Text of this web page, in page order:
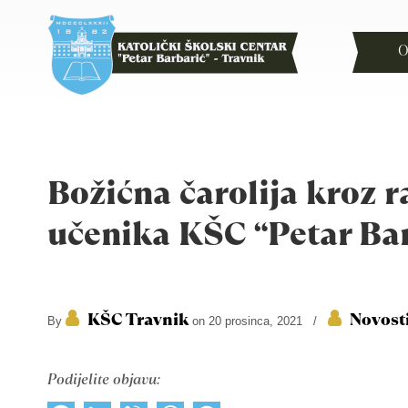
Božićna čarolija kroz
učenika KŠC “Petar
By KŠC Travnikon 20 prosinca, 2021 /
Podijelite objavu: